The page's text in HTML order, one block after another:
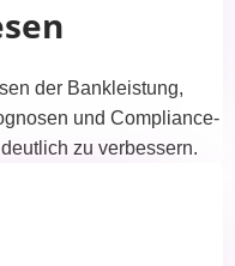
der Bankleistung,
und Compliance-
zu verbessern.